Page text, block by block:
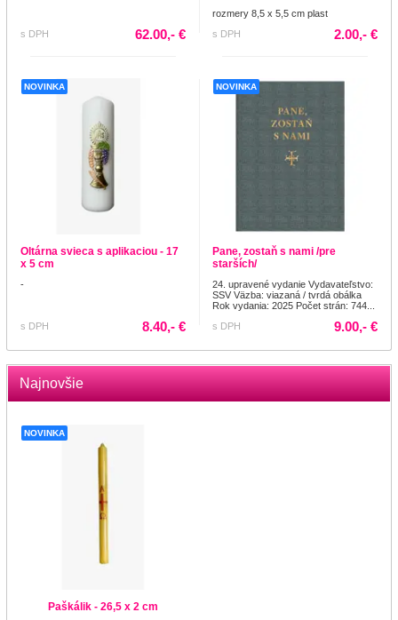
s DPH 62.00,- €
rozmery 8,5 x 5,5 cm plast
s DPH
2.00,- €
NOVINKA
Oltárna svieca s aplikaciou - 17
x 5 cm
-
s DPH 8.40,- €
NOVINKA
Pane, zostaň s nami /pre
starších/
24. upravené vydanie Vydavateľstvo:
SSV Väzba: viazaná / tvrdá obálka
Rok vydania: 2025 Počet strán: 744...
s DPH
9.00,- €
Najnovšie
NOVINKA
Paškálik - 26,5 x 2 cm